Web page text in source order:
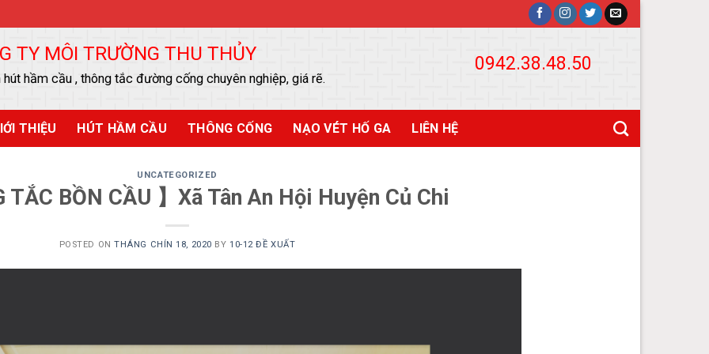
TY MÔI TRƯỜNG THU THỦY
hút hầm cầu , thông tắc đường cống chuyên nghiệp, giá rẽ.
0942.38.48.50
THIỆU HÚT HẦM CẦU THÔNG CỐNG NẠO VÉT HỐ GA LIÊN HỆ
UNCATEGORIZED
TẮC BỒN CẦU 】Xã Tân An Hội Huyện Củ Chi
POSTED ONTHÁNG CHÍN 18, 2020 BY10-12 ĐỀ XUẤT